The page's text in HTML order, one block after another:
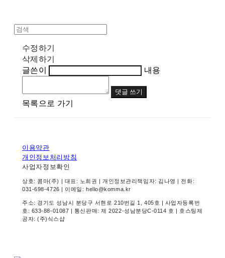
수정하기
삭제하기
글쓴이
내용
댓글 쓰기
목록으로 가기
이용약관
개인정보처리방침
사업자정보확인
상호: 콤마(주) | 대표: 노희권 | 개인정보관리책임자: 김나영 | 전화:
031-698-4726 | 이메일: hello@komma.kr
주소: 경기도 성남시 분당구 서현로 210번길 1, 405호 | 사업자등록번
호: 633-88-01087 | 통신판매:제 2022-성남분당C-0114 호
| 호스팅제
공자: (주)식스샵